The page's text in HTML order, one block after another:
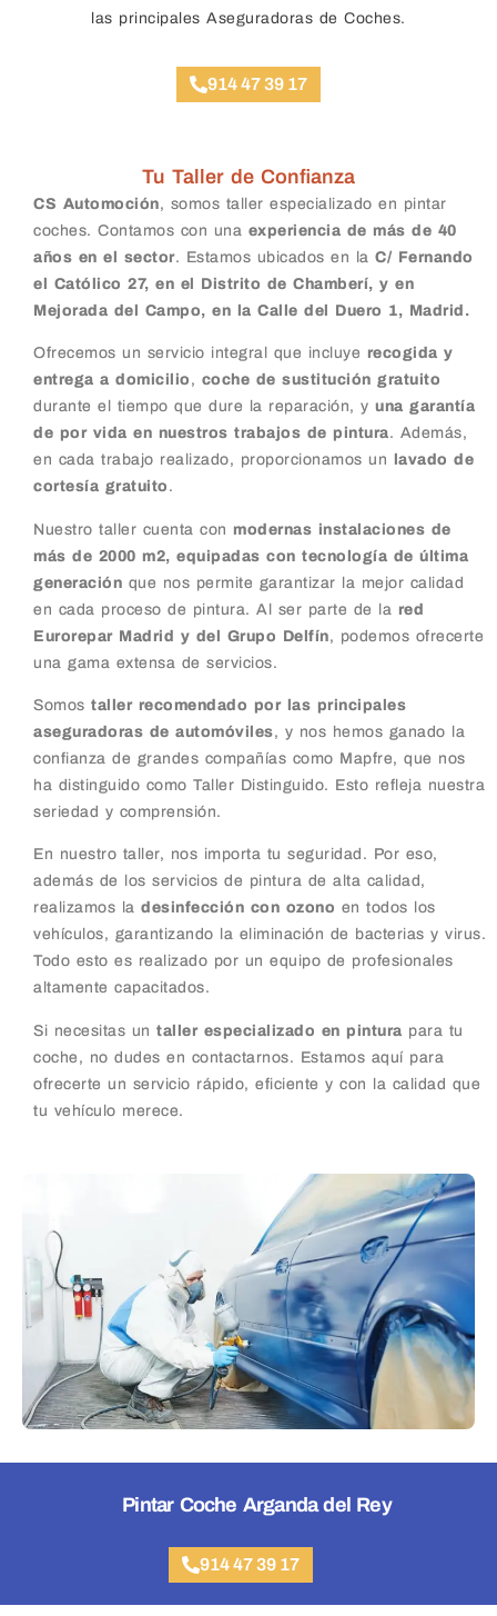
las principales Aseguradoras de Coches.
914 47 39 17
Tu Taller de Confianza
CS Automoción, somos taller especializado en pintar
coches. Contamos con una experiencia de más de 40
años en el sector. Estamos ubicados en la C/ Fernando
el Católico 27, en el Distrito de Chamberí, y en
Mejorada del Campo, en la Calle del Duero 1, Madrid.
Ofrecemos un servicio integral que incluye recogida y
entrega a domicilio , coche de sustitución gratuito
durante el tiempo que dure la reparación, y una garantía
de por vida en nuestros trabajos de pintura. Además,
en cada trabajo realizado, proporcionamos un
lavado de
cortesía gratuito .
Nuestro taller cuenta con modernas instalaciones de
más de 2000 m2, equipadas con tecnología de última
generación que nos permite garantizar la mejor calidad
en cada proceso de pintura. Al ser parte de la red
Eurorepar Madrid y del Grupo Delfín, podemos ofrecerte
una gama extensa de servicios.
Somos taller recomendado por las principales
aseguradoras de automóviles, y nos hemos ganado la
confianza de grandes compañías como Mapfre, que nos
ha distinguido como Taller Distinguido. Esto refleja nuestra
seriedad y comprensión.
En nuestro taller, nos importa tu seguridad. Por eso,
además de los servicios de pintura de alta calidad,
realizamos la desinfección con ozono en todos los
vehículos, garantizando la eliminación de bacterias y virus.
Todo esto es realizado por un equipo de profesionales
altamente capacitados.
Si necesitas un taller especializado en pintura para tu
coche, no dudes en contactarnos. Estamos aquí para
ofrecerte un servicio rápido, eficiente y con la calidad que
tu vehículo merece.
Pintar Coche Arganda del Rey
914 47 39 17